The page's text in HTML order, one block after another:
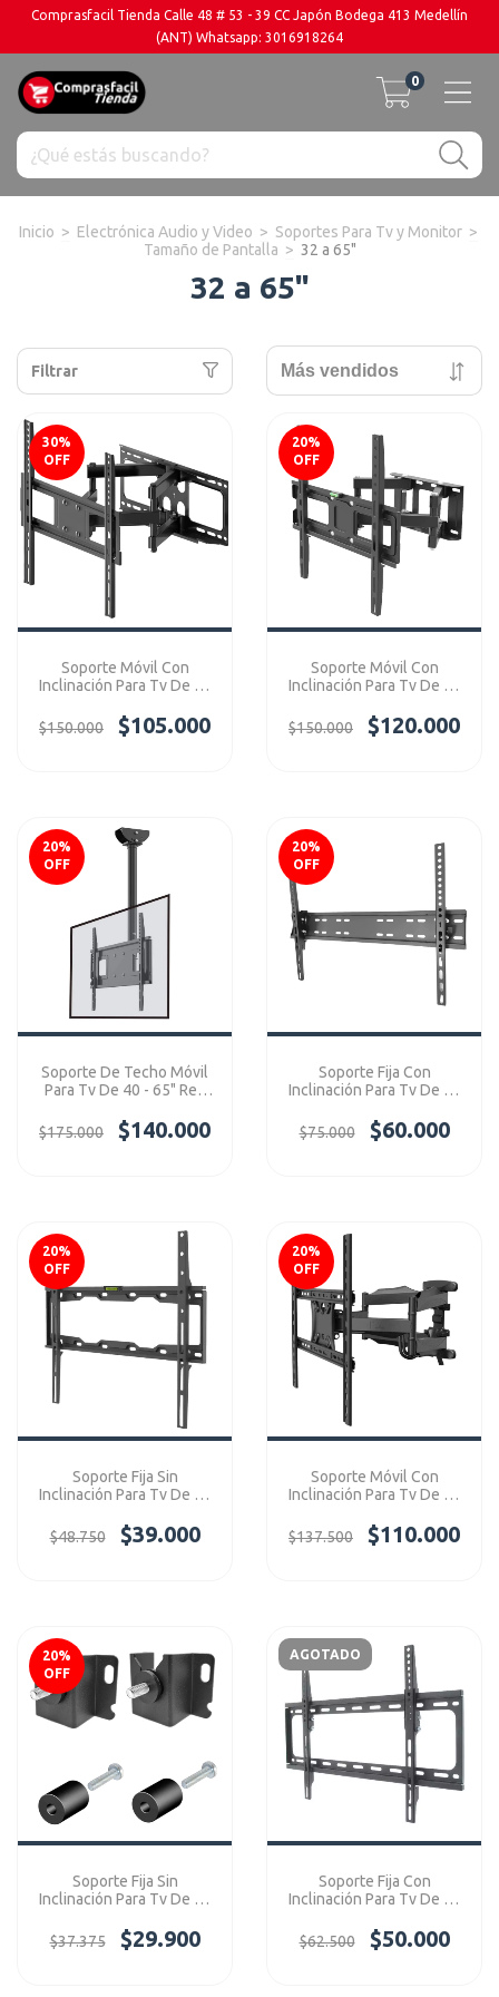
Comprasfacil Tienda Calle 48 # 53 - 39 CC Japón Bodega 413 Medellín
(ANT) Whatsapp: 3016918264
0
Inicio > Electrónica Audio y Video > Soportes Para Tv y Monitor >
Tamaño de Pantalla > 32 a 65"
32 a 65"
Filtrar
30%
OFF
Soporte Móvil Con
Inclinación Para Tv De 40
$150.000
$105.000
20%
OFF
Soporte Móvil Con
Inclinación Para Tv De 40
$150.000
$120.000
20%
OFF
Soporte De Techo Móvil
Para Tv De 40 - 65" Ref:
$175.000
$140.000
20%
OFF
Soporte Fija Con
Inclinación Para Tv De 40
$75.000
$60.000
20%
OFF
Soporte Fija Sin
Inclinación Para Tv De 32
$48.750
$39.000
20%
OFF
Soporte Móvil Con
Inclinación Para Tv De 40
$137.500
$110.000
20%
OFF
Soporte Fija Sin
Inclinación Para Tv De 32
$37.375
$29.900
AGOTADO
Soporte Fija Con
Inclinación Para Tv De 40
$62.500
$50.000